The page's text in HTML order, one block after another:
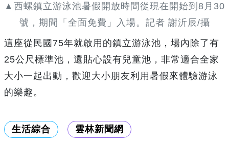
▲西螺鎮立游泳池暑假開放時間從現在開始到8月30
號，期間「全面免費」入場。記者 謝沂辰/攝
這座從民國75年就啟用的鎮立游泳池，場內除了有
25公尺標準池，還貼心設有兒童池，非常適合全家
大小一起出動，歡迎大小朋友利用暑假來體驗游泳
的樂趣。
生活綜合 雲林新聞網